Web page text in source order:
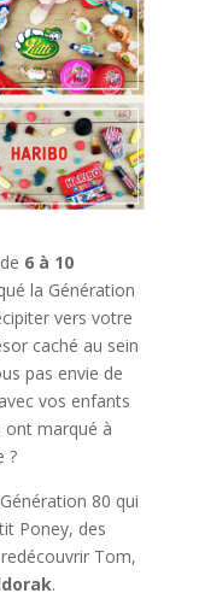
6 à 10
la Génération
vers votre
caché au sein
pas envie de
avec vos enfants
ont marqué à
?
80 qui
Poney, des
Tom,
.